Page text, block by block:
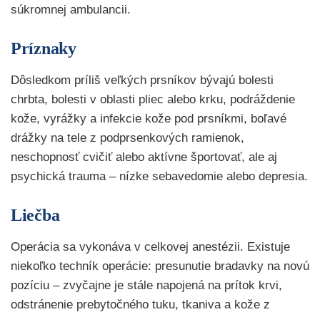
súkromnej ambulancii.
Príznaky
Dôsledkom príliš veľkých prsníkov bývajú bolesti
chrbta, bolesti v oblasti pliec alebo krku, podráždenie
kože, vyrážky a infekcie kože pod prsníkmi, boľavé
drážky na tele z podprsenkových ramienok,
neschopnosť cvičiť alebo aktívne športovať, ale aj
psychická trauma – nízke sebavedomie alebo depresia.
Liečba
Operácia sa vykonáva v celkovej anestézii. Existuje
niekoľko techník operácie: presunutie bradavky na novú
pozíciu – zvyčajne je stále napojená na prítok krvi,
odstránenie prebytočného tuku, tkaniva a kože z